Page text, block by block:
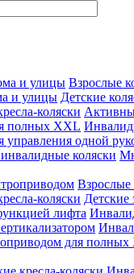
Взрослые
Детские
Взрослые
Детские